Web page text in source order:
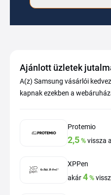
Ajánlott üzletek
A(z) Samsung vásárlói
kapnak ezekben a
Protemio
2,5%vissza
XPPen
akár4%